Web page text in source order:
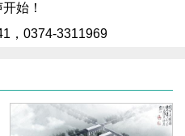
始！
，0374-3311969